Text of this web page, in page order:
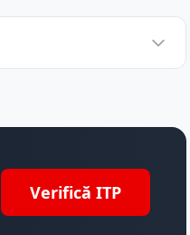
Verifică ITP